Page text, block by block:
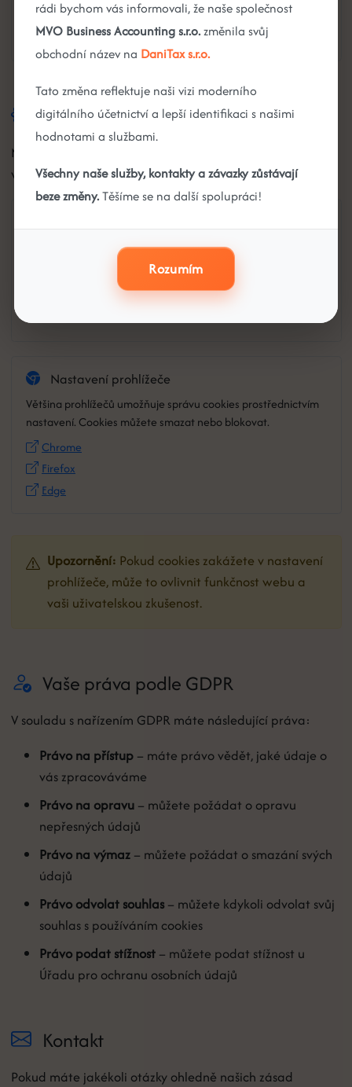
Jak spravovat cookies?
Máte několik možností, jak spravovat cookies na našem
webu:
Použijte náš nástroj pro správu cookies, kde můžete povolit
nebo zakázat jednotlivé kategorie.
Otevřít nastavení
Nastavení prohlížeče
Většina prohlížečů umožňuje správu cookies prostřednictvím
nastavení. Cookies můžete smazat nebo blokovat.
Chrome
Firefox
Edge
Upozornění: Pokud cookies zakážete v nastavení
prohlížeče, může to ovlivnit funkčnost webu a
vaši uživatelskou zkušenost.
Vaše práva podle GDPR
V souladu s nařízením GDPR máte následující práva:
Právo na přístup– máte právo vědět, jaké údaje o
vás zpracováváme
Právo na opravu– můžete požádat o opravu
nepřesných údajů
Právo na výmaz– můžete požádat o smazání svých
údajů
Právo odvolat souhlas– můžete kdykoli odvolat svůj
souhlas s používáním cookies
Právo podat stížnost– můžete podat stížnost u
Úřadu pro ochranu osobních údajů
Kontakt
Pokud máte jakékoli otázky ohledně našich zásad
rádi bychom vás informovali, že naše společnost
MVO Business Accounting s.r.o.změnila svůj
obchodní název na DaniTax s.r.o.
Tato změna reflektuje naši vizi moderního
digitálního účetnictví a lepší identifikaci s našimi
hodnotami a službami.
Všechny naše služby, kontakty a závazky zůstávají
beze změny.Těšíme se na další spolupráci!
Rozumím